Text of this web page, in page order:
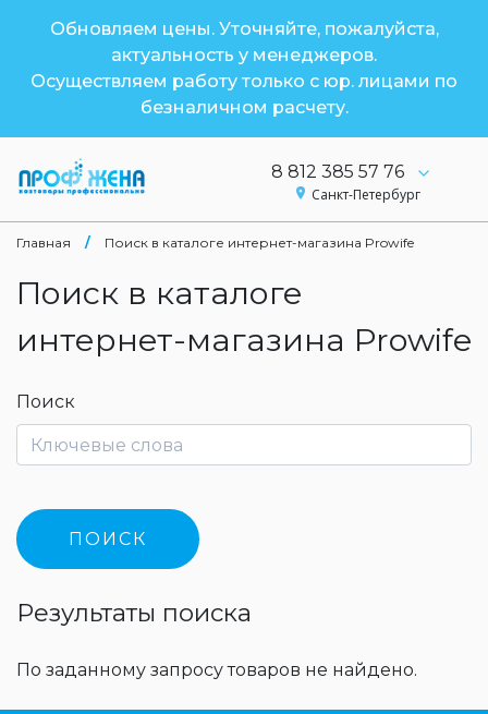
Обновляем цены. Уточняйте, пожалуйста,
актуальность у менеджеров.
Осуществляем работу только с юр. лицами по
безналичном расчету.
8 812 385 57 76
Санкт-Петербург
Главная / Поиск в каталоге интернет-магазина Prowife
Поиск в каталоге
интернет-магазина Prowife
Поиск
Результаты поиска
По заданному запросу товаров не найдено.